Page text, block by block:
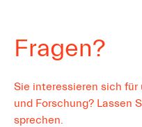
Fragen?
Sie interessieren sich
und Forschung? Lassen
sprechen.